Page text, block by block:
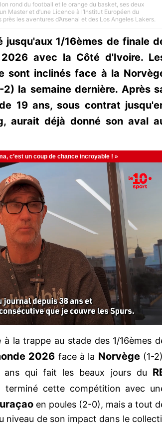
rond du football et le orange du basket, ses deux
Master et d’une Licence à l’Institut Européen du
les aventures d’Arsenal et des Los Angeles Lakers.
jusqu'aux 1/16èmes de finale
avec la Côté d'Ivoire.
sont inclinés face à la
la semaine dernière. Après
19 ans, sous contrat
aurait déjà donné son aval
la trappe au stade des 1/16èmes
2026 face à la Norvège (1-
ans qui fait les beaux jours du
terminé cette compétition avec
en poules (2-0), mais a tout
niveau de son impact dans le